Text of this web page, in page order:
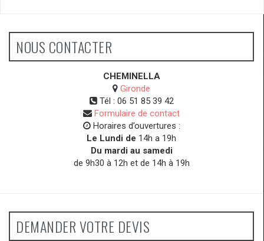
NOUS CONTACTER
CHEMINELLA
Gironde
Tél : 06 51 85 39 42
Formulaire de contact
Horaires d’ouvertures :
Le Lundi de 14h a 19h
Du mardi au samedi
de 9h30 à 12h et de 14h à 19h
DEMANDER VOTRE DEVIS